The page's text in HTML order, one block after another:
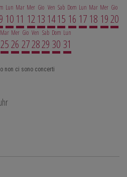
Lun
10
Mar
11
Mer
12
Gio
13
Ven
14
Sab
15
Dom
16
Lun
17
Mar
18
Mer
19
Gio
20
Mar
25
Mer
26
Gio
27
Ven
28
Sab
29
Dom
30
Lun
31
non ci sono concerti